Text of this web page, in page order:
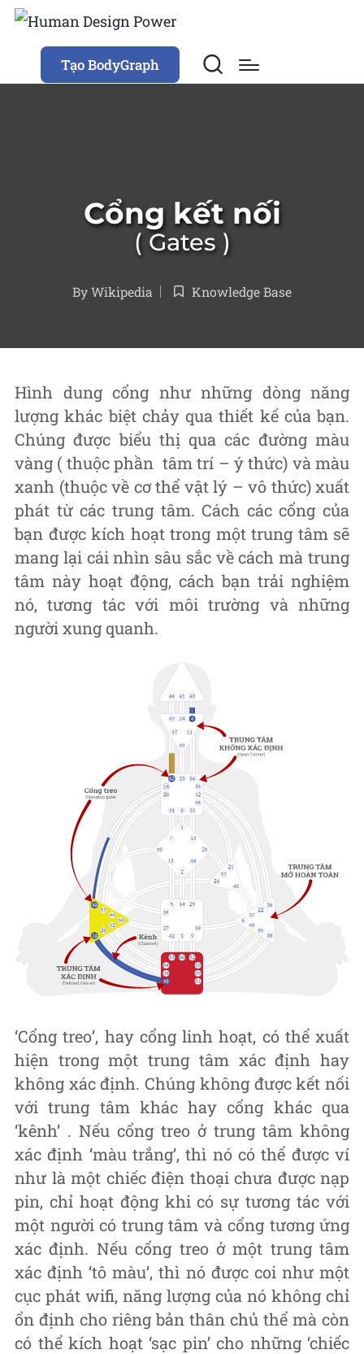
Tạo BodyGraph
Cổng kết nối
Gates
Posted
ByWikipedia
Posted
Knowledge Base
Hình dung cổng như những dòng năng
lượng khác biệt chảy qua thiết kế của bạn.
Chúng được biểu thị qua các đường màu
vàng ( thuộc phần tâm trí – ý thức) và màu
xanh (thuộc về cơ thể vật lý – vô thức) xuất
phát từ các trung tâm. Cách các cổng của
bạn được kích hoạt trong một trung tâm sẽ
mang lại cái nhìn sâu sắc về cách mà trung
tâm này hoạt động, cách bạn trải nghiệm
nó, tương tác với môi trường và những
người xung quanh.
‘Cổng treo’, hay cổng linh hoạt, có thể xuất
hiện trong một trung tâm xác định hay
không xác định. Chúng không được kết nối
với trung tâm khác hay cổng khác qua
‘kênh’ . Nếu cổng treo ở trung tâm không
xác định ‘màu trắng’, thì nó có thể được ví
như là một chiếc điện thoại chưa được nạp
pin, chỉ hoạt động khi có sự tương tác với
một người có trung tâm và cổng tương ứng
xác định. Nếu cổng treo ở một trung tâm
xác định ‘tô màu’, thì nó được coi như một
cục phát wifi, năng lượng của nó không chỉ
ổn định cho riêng bản thân chủ thể mà còn
có thể kích hoạt ‘sạc pin’ cho những ‘chiếc